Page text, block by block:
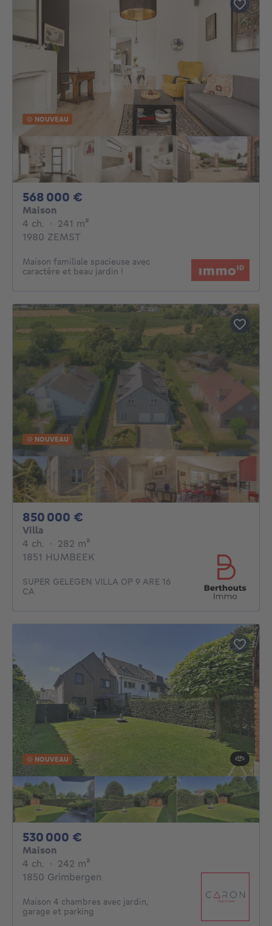
NOUVEAU
568 000 €
Maison
4 ch. 4 chambres
· 241 m²
1980 ZEMST
Maison familiale spacieuse avec
caractère et beau jardin !
NOUVEAU
850 000 €
Villa
4 ch. 4 chambres
· 282 m²
1851 HUMBEEK
SUPER GELEGEN VILLA OP 9 ARE 16
CA
NOUVEAU
530 000 €
Maison
4 ch. 4 chambres
· 242 m²
1850 Grimbergen
Maison 4 chambres avec jardin,
garage et parking